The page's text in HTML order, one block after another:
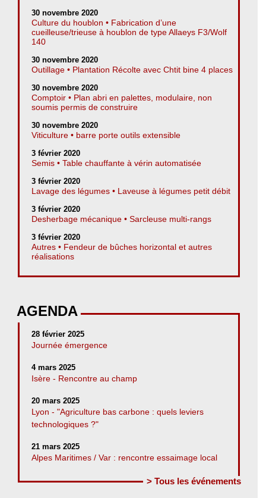
30 novembre 2020
Culture du houblon • Fabrication d’une
cueilleuse/trieuse à houblon de type Allaeys F3/Wolf
140
30 novembre 2020
Outillage • Plantation Récolte avec Chtit bine 4 places
30 novembre 2020
Comptoir • Plan abri en palettes, modulaire, non
soumis permis de construire
30 novembre 2020
Viticulture • barre porte outils extensible
3 février 2020
Semis • Table chauffante à vérin automatisée
3 février 2020
Lavage des légumes • Laveuse à légumes petit débit
3 février 2020
Desherbage mécanique • Sarcleuse multi-rangs
3 février 2020
Autres • Fendeur de bûches horizontal et autres
réalisations
AGENDA
28 février 2025
Journée émergence
4 mars 2025
Isère - Rencontre au champ
20 mars 2025
Lyon - "Agriculture bas carbone : quels leviers
technologiques ?"
21 mars 2025
Alpes Maritimes / Var : rencontre essaimage local
> Tous les événements